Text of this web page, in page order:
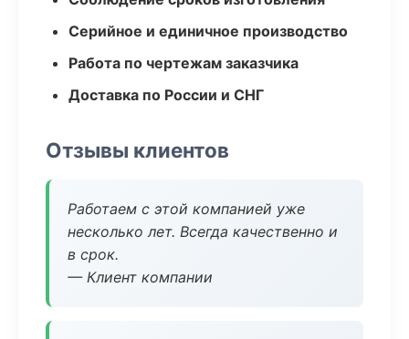
Серийное и единичное производство
Работа по чертежам заказчика
Доставка по России и СНГ
Отзывы клиентов
Работаем с этой компанией уже
несколько лет. Всегда качественно и
в срок.
— Клиент компании